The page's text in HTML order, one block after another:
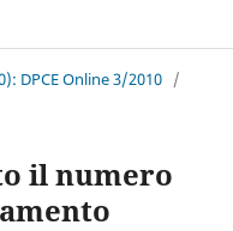
DPCE Online 3/2010 /
il numero